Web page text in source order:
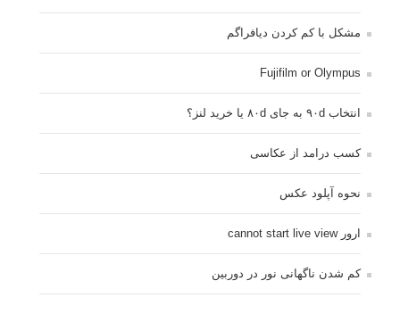
مشکل با کم کردن دیافراگم
Fujifilm or Olympus
انتخاب ۹۰d به جای ۸۰d یا خرید لنز؟
کسب درامد از عکاسی
نحوه آپلود عکس
ارور cannot start live view
کم شدن ناگهانی نور در دوربین